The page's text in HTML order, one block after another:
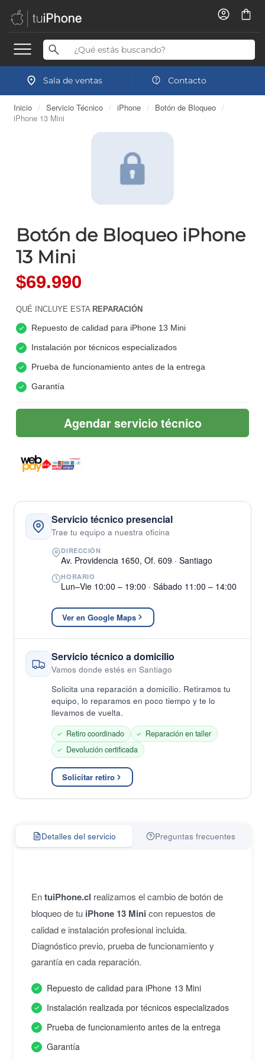
Sala de ventas Contacto
Inicio / Servicio Técnico / iPhone / Botón de Bloqueo /
iPhone 13 Mini
Botón de Bloqueo iPhone
13 Mini
$69.990
QUÉ INCLUYE ESTA REPARACIÓN
Repuesto de calidad para iPhone 13 Mini
Instalación por técnicos especializados
Prueba de funcionamiento antes de la entrega
Garantía
Agendar servicio técnico
Servicio técnico presencial
Trae tu equipo a nuestra oficina
DIRECCIÓN
Av. Providencia 1650, Of. 609 · Santiago
HORARIO
Lun–Vie 10:00 – 19:00 · Sábado 11:00 – 14:00
Ver en Google Maps
Servicio técnico a domicilio
Vamos donde estés en Santiago
Solicita una reparación a domicilio. Retiramos tu
equipo, lo reparamos en poco tiempo y te lo
llevamos de vuelta.
Retiro coordinado
Reparación en taller
Devolución certificada
Solicitar retiro
Detalles del servicio Preguntas frecuentes
EntuiPhone.cl realizamos el cambio de botón de
bloqueo de tu iPhone 13 Mini con repuestos de
calidad e instalación profesional incluida.
Diagnóstico previo, prueba de funcionamiento y
garantía en cada reparación.
Repuesto de calidad para iPhone 13 Mini
Instalación realizada por técnicos especializados
Prueba de funcionamiento antes de la entrega
Garantía